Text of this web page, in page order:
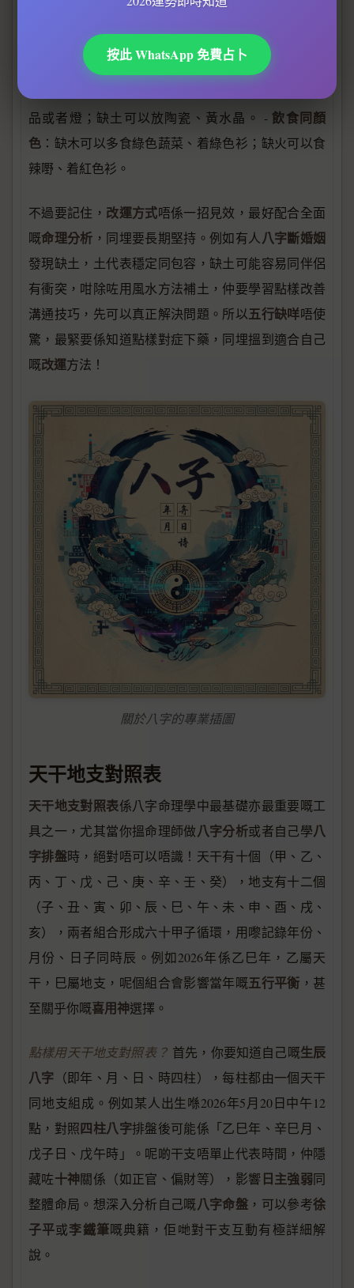
「林」、「森」、「桐」。 -
：缺金可以戴金
器、銀器，或者白色、金色嘅飾物；缺水可以戴黑曜
品或者燈；缺土可以放陶瓷、黃水晶。 -飲食同顏
色 ：缺木可以多食綠色蔬菜、着綠色衫；缺火可以食
辣嘢、着紅色衫。
不過要記住， 改運方式唔係一招見效，最好配合全面
嘅命理分析 ，同埋要長期堅持。例如有人 八字斷婚姻
發現缺土，土代表穩定同包容，缺土可能容易同伴侶
有衝突，咁除咗用風水方法補土，仲要學習點樣改善
溝通技巧，先可以真正解決問題。所以五行缺咩唔使
驚，最緊要係知道點樣對症下藥，同埋搵到適合自己
嘅改運方法！
關於八字的專業插圖
天干地支對照表
天干地支對照表係八字命理學中最基礎亦最重要嘅工
具之一，尤其當你搵命理師做八字分析或者自己學八
字排盤時，絕對唔可以唔識！天干有十個（甲、乙、
丙、丁、戊、己、庚、辛、壬、癸），地支有十二個
（子、丑、寅、卯、辰、巳、午、未、申、酉、戌、
亥），兩者組合形成六十甲子循環，用嚟記錄年份、
月份、日子同時辰。例如2026年係乙巳年，乙屬天
干，巳屬地支，呢個組合會影響當年嘅五行平衡 ，甚
至關乎你嘅喜用神選擇。
點樣用天干地支對照表？ 首先，你要知道自己嘅生辰
八字 （即年、月、日、時四柱），每柱都由一個天干
同地支組成。例如某人出生喺2026年5月20日中午12
點，對照四柱八字排盤後可能係「乙巳年、辛巳月、
戊子日、戊午時」。呢啲干支唔單止代表時間，仲隱
藏咗十神關係（如正官、偏財等），影響 日主強弱同
整體命局。想深入分析自己嘅八字命盤 ，可以參考徐
子平或李鐵筆嘅典籍，佢哋對干支互動有極詳細解
說。
按此 WhatsApp 免費占卜